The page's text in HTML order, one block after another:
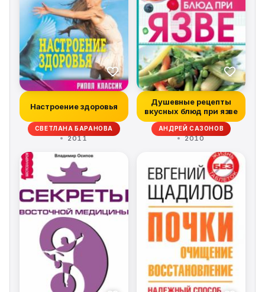
Настроение здоровья
СВЕТЛАНА БАРАНОВА
2011
Душевные рецепты
вкусных блюд при язве
АНДРЕЙ САЗОНОВ
2010